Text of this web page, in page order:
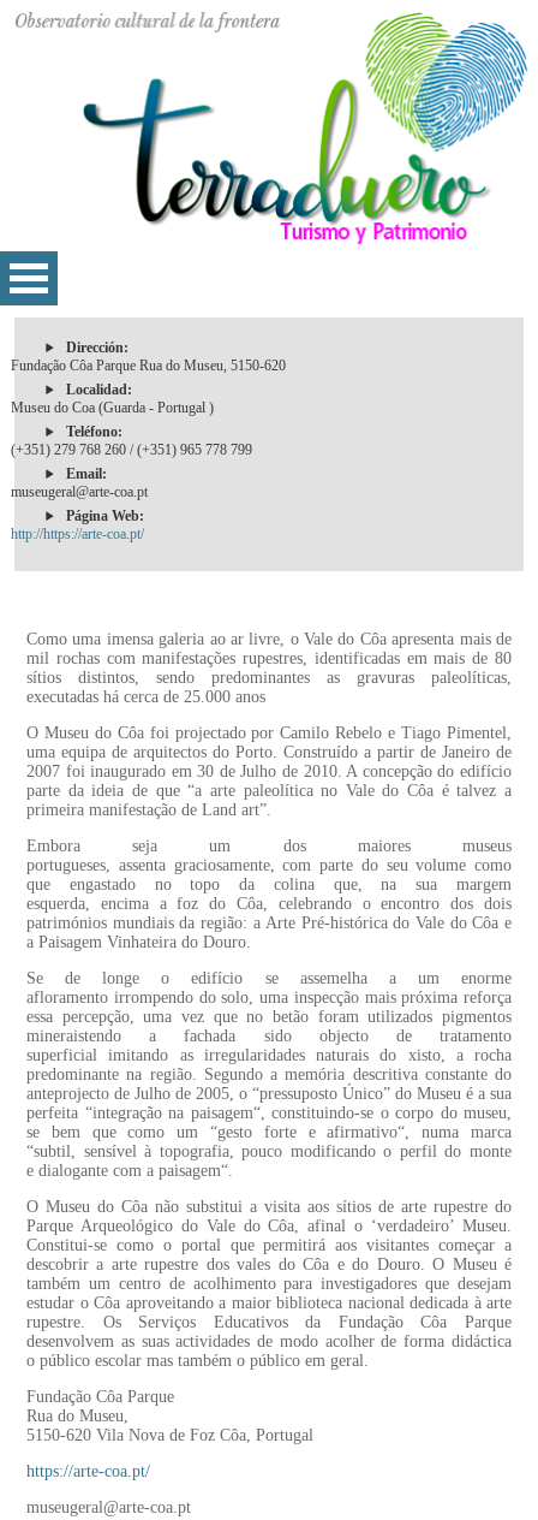
Dirección:
Fundação Côa Parque Rua do Museu, 5150-620
Localidad:
Museu do Coa (Guarda - Portugal )
Teléfono:
(+351) 279 768 260 / (+351) 965 778 799
Email:
museugeral@arte-coa.pt
Página Web:
http://https://arte-coa.pt/
Como uma imensa galeria ao ar livre, o Vale do Côa apresenta mais de
mil rochas com manifestações rupestres, identificadas em mais de 80
sítios distintos, sendo predominantes as gravuras paleolíticas,
executadas há cerca de 25.000 anos
O Museu do Côa foi projectado por Camilo Rebelo e Tiago Pimentel,
uma equipa de arquitectos do Porto. Construído a partir de Janeiro de
2007 foi inaugurado em 30 de Julho de 2010. A concepção do edifício
parte da ideia de que “a arte paleolítica no Vale do Côa é talvez a
primeira manifestação de Land art”.
Embora seja um dos maiores museus
portugueses, assenta graciosamente, com parte do seu volume como
que engastado no topo da colina que, na sua margem
esquerda, encima a foz do Côa, celebrando o encontro dos dois
patrimónios mundiais da região: a Arte Pré-histórica do Vale do Côa e
a Paisagem Vinhateira do Douro.
Se de longe o edifício se assemelha a um enorme
afloramento irrompendo do solo, uma inspecção mais próxima reforça
essa percepção, uma vez que no betão foram utilizados pigmentos
mineraistendo a fachada sido objecto de tratamento
superficial imitando as irregularidades naturais do xisto, a rocha
predominante na região. Segundo a memória descritiva constante do
anteprojecto de Julho de 2005, o “pressuposto Único” do Museu é a sua
perfeita “integração na paisagem“, constituindo-se o corpo do museu,
se bem que como um “gesto forte e afirmativo“, numa marca
“subtil, sensível à topografia, pouco modificando o perfil do monte
e dialogante com a paisagem“.
O Museu do Côa não substitui a visita aos sítios de arte rupestre do
Parque Arqueológico do Vale do Côa, afinal o ‘verdadeiro’ Museu.
Constitui-se como o portal que permitirá aos visitantes começar a
descobrir a arte rupestre dos vales do Côa e do Douro. O Museu é
também um centro de acolhimento para investigadores que desejam
estudar o Côa aproveitando a maior biblioteca nacional dedicada à arte
rupestre. Os Serviços Educativos da Fundação Côa Parque
desenvolvem as suas actividades de modo acolher de forma didáctica
o público escolar mas também o público em geral.
Fundação Côa Parque
Rua do Museu,
5150-620 Vila Nova de Foz Côa, Portugal
https://arte-coa.pt/
museugeral@arte-coa.pt